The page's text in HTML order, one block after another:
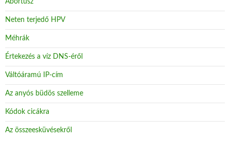
Neten terjedő HPV
Méhrák
Értekezés a víz DNS-éről
Váltóáramú IP-cím
Az anyós büdös szelleme
Kódok cicákra
Az összeesküvésekről